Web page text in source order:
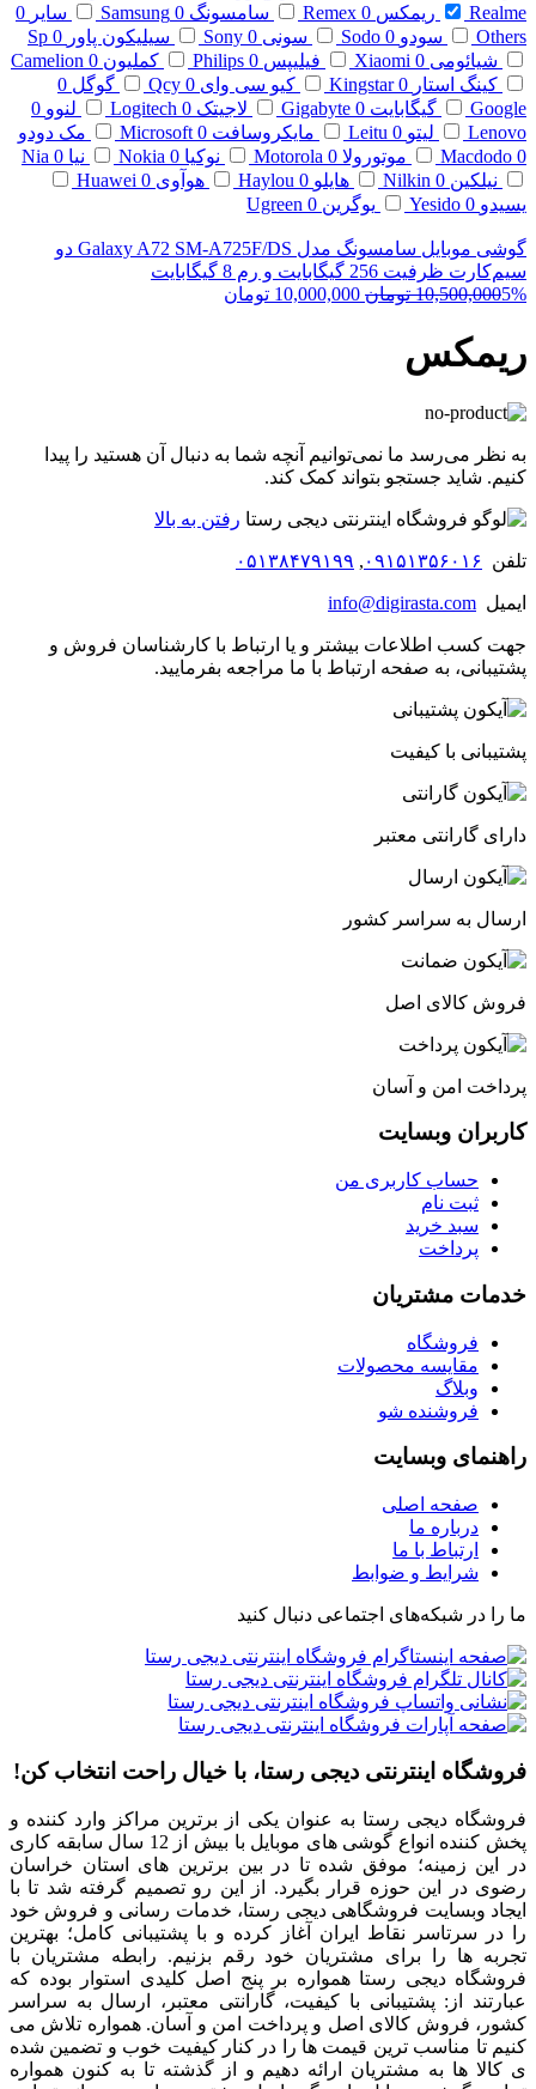
Realme
ریمکس 0
Remex سامسونگ 0
Samsung سایر 0
Others
سودو 0
Sodo سونی 0
Sony سیلیکون پاور 0
Sp
شیائومی 0
Xiaomi فیلیپس 0
Philips کملیون 0
Camelion
کینگ استار 0
Kingstar کیو سی وای 0
Qcy گوگل 0
Google
گیگابایت 0
Gigabyte لاجیتک 0
Logitech لنوو 0
Lenovo
لیتو 0
Leitu مایکروسافت 0
Microsoft
مک دودو
0
Macdodo موتورولا 0
Motorola نوکیا 0
Nokia نیا 0
Nia
نیلکین 0
Nilkin هایلو 0
Haylou هوآوی 0
Huawei
یسیدو 0
Yesido یوگرین 0
Ugreen
گوشی موبایل سامسونگ مدل Galaxy A72 SM-A725F/DS دو
سیم‌کارت ظرفیت 256 گیگابایت و رم 8 گیگابایت
5%
10,500,000 تومان قیمت
10,000,000 تومان
ریمکس
به نظر می‌رسد ما نمی‌توانیم آنچه شما به دنبال آن هستید را پیدا
کنیم. شاید جستجو بتواند کمک کند.
رفتن به بالا
تلفن ۰۹۱۵۱۳۵۶۰۱۶ , ۰۵۱۳۸۴۷۹۱۹۹
ایمیل info@digirasta.com
جهت کسب اطلاعات بیشتر و یا ارتباط با کارشناسان فروش و
پشتیبانی، به صفحه ارتباط با ما مراجعه بفرمایید.
پشتیبانی با کیفیت
دارای گارانتی معتبر
ارسال به سراسر کشور
فروش کالای اصل
پرداخت امن و آسان
کاربران وبسایت
حساب کاربری من
ثبت نام
سبد خرید
پرداخت
خدمات مشتریان
فروشگاه
مقایسه محصولات
وبلاگ
فروشنده شو
راهنمای وبسایت
صفحه اصلی
درباره ما
ارتباط با ما
شرایط و ضوابط
ما را در شبکه‌های اجتماعی دنبال کنید
فروشگاه اینترنتی دیجی رستا، با خیال راحت انتخاب کن!
فروشگاه دیجی رستا به عنوان یکی از برترین مراکز وارد کننده و
پخش کننده انواع گوشی های موبایل با بیش از 12 سال سابقه کاری
در این زمینه؛ موفق شده تا در بین برترین های استان خراسان
رضوی در این حوزه قرار بگیرد. از این رو تصمیم گرفته شد تا با
ایجاد وبسایت فروشگاهی دیجی رستا، خدمات رسانی و فروش خود
را در سرتاسر نقاط ایران آغاز کرده و با پشتیبانی کامل؛ بهترین
تجربه ها را برای مشتریان خود رقم بزنیم. رابطه مشتریان با
فروشگاه دیجی رستا همواره بر پنج اصل کلیدی استوار بوده که
عبارتند از: پشتیبانی با کیفیت، گارانتی معتبر، ارسال به سراسر
کشور، فروش کالای اصل و پرداخت امن و آسان. همواره تلاش می
کنیم تا مناسب ترین قیمت ها را در کنار کیفیت خوب و تضمین شده
ی کالا ها به مشتریان ارائه دهیم و از گذشته تا به کنون همواره